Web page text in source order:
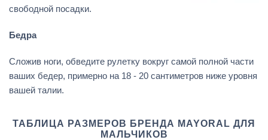
свободной посадки.
Бедра
Сложив ноги, обведите рулетку вокруг самой полной части
ваших бедер, примерно на 18 - 20 сантиметров ниже уровня
вашей талии.
ТАБЛИЦА РАЗМЕРОВ БРЕНДА MAYORAL ДЛЯ
МАЛЬЧИКОВ